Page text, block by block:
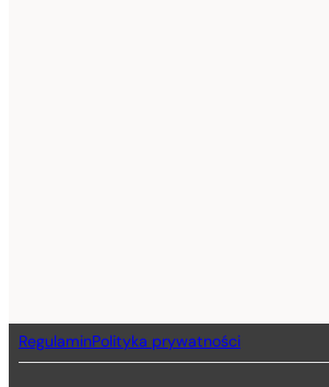
RegulaminPolityka prywatności